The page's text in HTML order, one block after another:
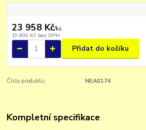
23 958 Kč/ks
19 800 Kč bez DPH
Přidat do košíku
Číslo produktu: NEA0174
Kompletní specifikace